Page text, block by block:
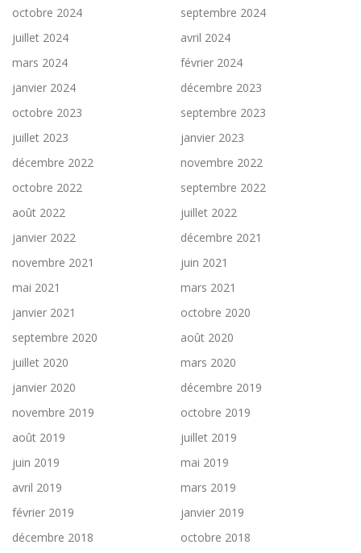
octobre 2024
septembre 2024
juillet 2024
avril 2024
mars 2024
février 2024
janvier 2024
décembre 2023
octobre 2023
septembre 2023
juillet 2023
janvier 2023
décembre 2022
novembre 2022
octobre 2022
septembre 2022
août 2022
juillet 2022
janvier 2022
décembre 2021
novembre 2021
juin 2021
mai 2021
mars 2021
janvier 2021
octobre 2020
septembre 2020
août 2020
juillet 2020
mars 2020
janvier 2020
décembre 2019
novembre 2019
octobre 2019
août 2019
juillet 2019
juin 2019
mai 2019
avril 2019
mars 2019
février 2019
janvier 2019
décembre 2018
octobre 2018